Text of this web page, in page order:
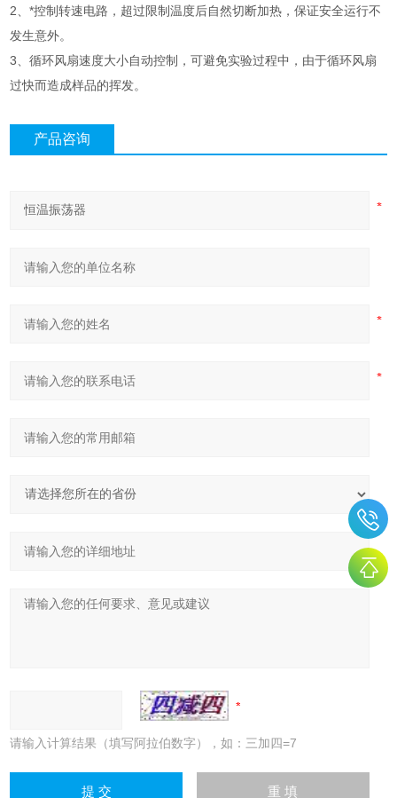
2、*控制转速电路，超过限制温度后自然切断加热，保证安全运行不
发生意外。
3、循环风扇速度大小自动控制，可避免实验过程中，由于循环风扇
过快而造成样品的挥发。
产品咨询
请输入计算结果（填写阿拉伯数字），如：三加四=7